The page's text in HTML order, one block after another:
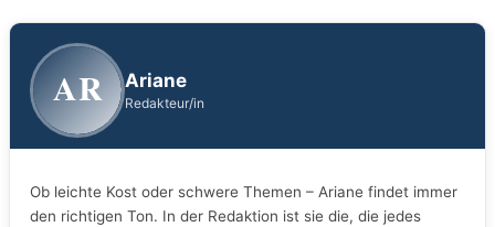
AR Ariane
Redakteur/in
Ob leichte Kost oder schwere Themen – Ariane findet immer
den richtigen Ton. In der Redaktion ist sie die, die jedes